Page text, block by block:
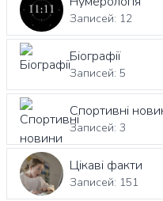
Записей: 12
Біографії
Записей: 5
Спортивні
Записей: 3
Цікаві факти
Записей: 151